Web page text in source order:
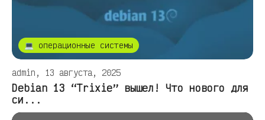
💻 операционные системы
admin, 13 августа, 2025
Debian 13 “Trixie” вышел! Что нового для
си...